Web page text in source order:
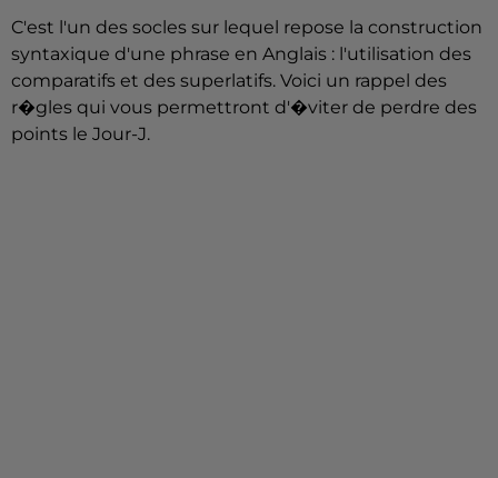
C'est l'un des socles sur lequel repose la construction
syntaxique d'une phrase en Anglais : l'utilisation des
comparatifs et des superlatifs. Voici un rappel des
r�gles qui vous permettront d'�viter de perdre des
points le Jour-J.